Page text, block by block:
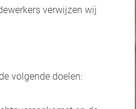
verwijzen wij
volgende doelen: